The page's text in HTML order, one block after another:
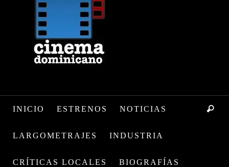
INICIO ESTRENOS NOTICIAS
LARGOMETRAJES INDUSTRIA
CRÍTICAS LOCALES BIOGRAFÍAS